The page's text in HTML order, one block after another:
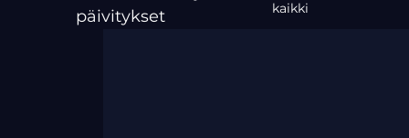
päivitykset
kaikki